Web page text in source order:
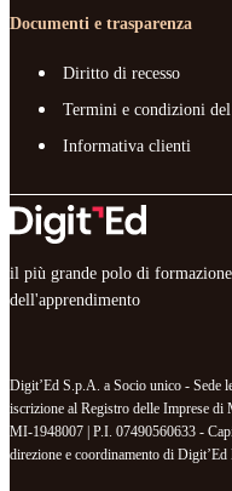
Documenti e trasparenza
Diritto di recesso
Termini e condizioni
Informativa clienti
il più grande polo di
dell'apprendimento
Digit’Ed S.p.A. a Socio unico - Sede
iscrizione al Registro delle Imprese
MI-1948007 | P.I. 07490560633 -
direzione e coordinamento di